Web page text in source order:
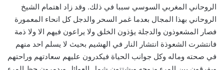
الروحاني المغربي السوسي سببا في ذلك. وقد زاد اهتمام الشيخ
الروحاني بهذا المجال بعدما غمر السحر والدجل كل انحاء المعمورة
فصار المشعوذون والدجلة يؤذون الخلق ولا يراعون فيهم الا ولا ذمة
فانتشرت الشعوذة انتشار النار في الهشيم بحيث لا يسلم احد منهم
في صحته وماله وكل جوانب الحياة فيكدرون عليهم سعادتهم وراحتهم